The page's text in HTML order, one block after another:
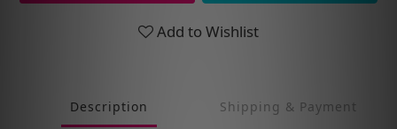
Add to Wishlist
Description Shipping & Payment